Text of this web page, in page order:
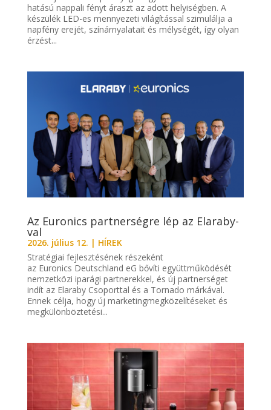
hatású nappali fényt áraszt az adott helyiségben. A
készülék LED-es mennyezeti világítással szimulálja a
napfény erejét, színárnyalatait és mélységét, így olyan
érzést...
Az Euronics partnerségre lép az Elaraby-
val
2026. július 12. | HÍREK
Stratégiai fejlesztésének részeként
az Euronics Deutschland eG bővíti együttműködését
nemzetközi iparági partnerekkel, és új partnerséget
indít az Elaraby Csoporttal és a Tornado márkával.
Ennek célja, hogy új marketingmegközelítéseket és
megkülönböztetési...